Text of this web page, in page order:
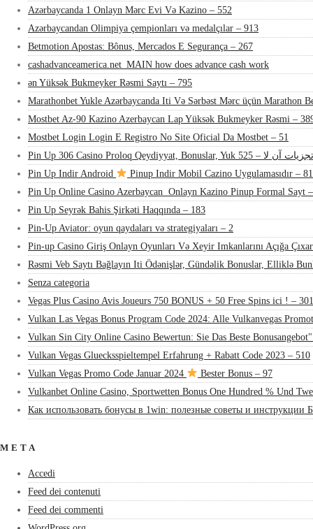
Azərbaycanda 1 Onlayn Mərc Evi Və Kazino – 552
Azərbaycandan Olimpiya çempionları və medalçılar – 913
Betmotion Apostas: Bônus, Mercados E Segurança – 267
cashadvanceamerica.net_MAIN how does advance cash work
ən Yüksək Bukmeyker Rəsmi Saytı – 795
Marathonbet Yukle Azərbaycanda Iti Və Sərbəst Mərc üçün Marathon
Mostbet Az-90 Kazino Azerbaycan Lap Yüksək Bukmeyker Rəsmi –
Mostbet Login Login E Registro No Site Oficial Da Mostbet – 51
Pin Up 306 Casino Proloq Qeydiyyat, Bonuslar, Yuk تجزیات آن لا – 525
Pin Up Indir Android
Pinup Indir Mobil Cazino Uygulamasıdır –
Pin Up Online Casino Azerbaycan ️ Onlayn Kazino Pinup Formal Sayt
Pin Up Seyrək Bahis Şirkəti Haqqında – 183
Pin-Up Aviator: oyun qaydaları və strategiyaları – 2
Pin-up Casino Giriş Onlayn Oyunları Və Xeyir Imkanlarını Açığa
Rəsmi Veb Saytı Bağlayın️ Iti Ödənişlər, Gündəlik Bonuslar, Elliklə
Senza categoria
Vegas Plus Casino Avis Joueurs 750 BONUS + 50 Free Spins ici ! – 301
Vulkan Las Vegas Bonus Program Code 2024: Alle Vulkanvegas
Vulkan Sin City Online Casino Bewertun: Sie Das Beste
Vulkan Vegas Gluecksspieltempel Erfahrung + Rabatt Code 2023 – 510
Vulkan Vegas Promo Code Januar 2024
Bester Bonus – 97
Vulkanbet Online Casino, Sportwetten Bonus One Hundred % Und
Как использовать бонусы в 1win: полезные советы и инструкции
META
Accedi
Feed dei contenuti
Feed dei commenti